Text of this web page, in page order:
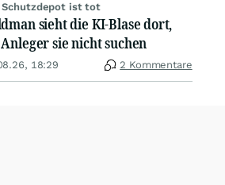
Schutzdepot ist tot
sieht die KI-Blase dort,
sie nicht suchen
18:29 2 Kommentare